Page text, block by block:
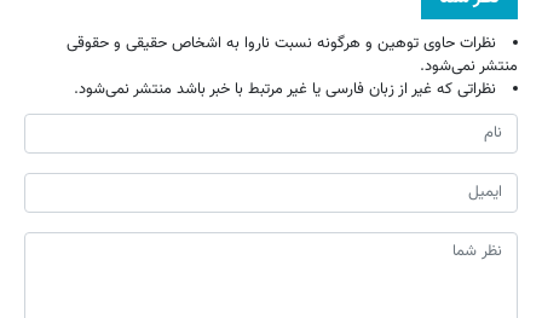
نظرات حاوی توهین و هرگونه نسبت ناروا به اشخاص حقیقی و حقوقی
منتشر نمی‌شود.
نظراتی که غیر از زبان فارسی یا غیر مرتبط با خبر باشد منتشر نمی‌شود.